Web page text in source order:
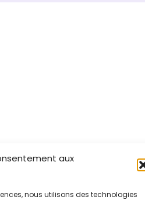
aux
nous utilisons des technologies